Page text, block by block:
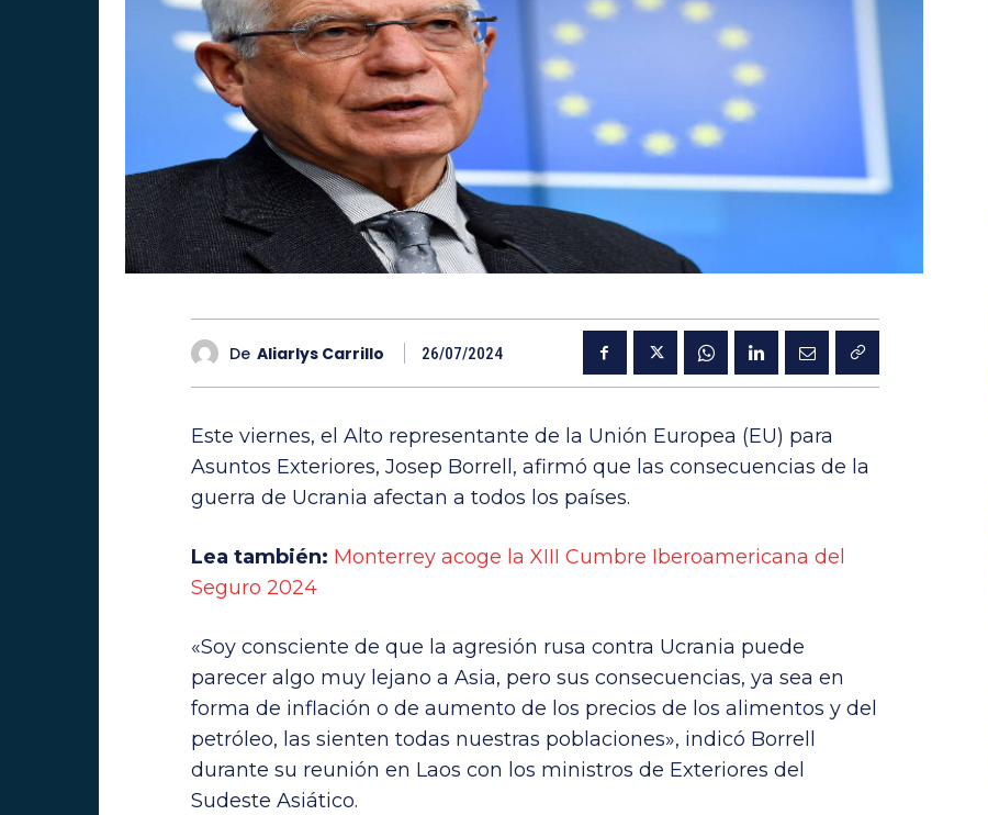
De Aliarlys Carrillo 26/07/2024
Este viernes, el Alto representante de la Unión Europea (EU) para
Asuntos Exteriores, Josep Borrell, afirmó que las consecuencias de la
guerra de Ucrania afectan a todos los países.
Lea también: Monterrey acoge la XIII Cumbre Iberoamericana del
Seguro 2024
«Soy consciente de que la agresión rusa contra Ucrania puede
parecer algo muy lejano a Asia, pero sus consecuencias, ya sea en
forma de inflación o de aumento de los precios de los alimentos y del
petróleo, las sienten todas nuestras poblaciones», indicó Borrell
durante su reunión en Laos con los ministros de Exteriores del
Sudeste Asiático.